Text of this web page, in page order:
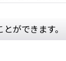
ができます。